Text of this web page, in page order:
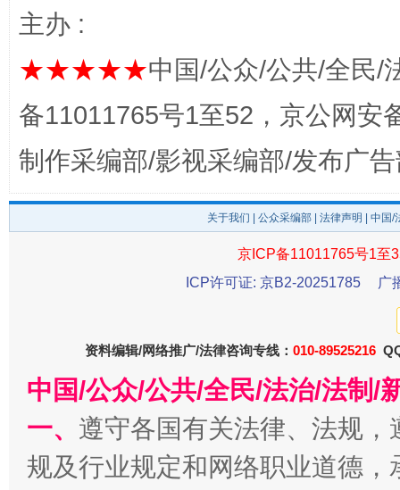
东山县通报“牛蛙产品抗生素超标问题” 法
千年窑火 生生不息
主办 :
★★★★★中国/公众/公共/全民/
备11011765号1至52，京公网安
制作采编部/影视采编部/发布广
关于我们 公众采编部 法律声明 | 中国
京ICP备11011765号1至
ICP许可证: 京B2-20251785
广
资料编辑/网络推广/法律咨询专线： 010-89525216
中国/公众/公共/全民/法治/法制/
一、 遵守各国有关法律、法规
规及行业规定和网络职业道德